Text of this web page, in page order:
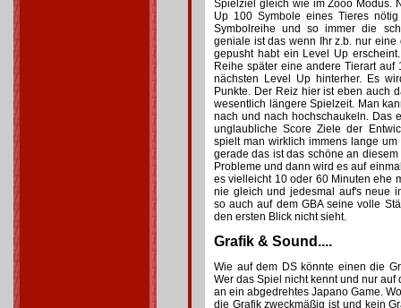
Spielziel gleich wie im Zooo Modus.
Up 100 Symbole eines Tieres
Symbolreihe und so immer die
geniale ist das wenn Ihr z.b. nur
gepusht habt ein Level Up
Reihe später eine andere Tierart
nächsten Level Up hinterher. Es
Punkte. Der Reiz hier ist eben auch
wesentlich längere Spielzeit. Man
nach und nach hochschaukeln. Das
unglaubliche Score Ziele der
spielt man wirklich immens lange
gerade das ist das schöne an
Probleme und dann wird es auf
es vielleicht 10 oder 60 Minuten ehe
nie gleich und jedesmal auf's neue
so auch auf dem GBA seine volle
den ersten Blick nicht sieht.
Grafik & Sound....
Wie auf dem DS könnte einen die
Wer das Spiel nicht kennt und nur
an ein abgedrehtes Japano Game.
die Grafik zweckmäßig ist und kein